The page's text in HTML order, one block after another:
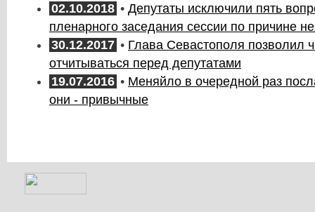
02.10.2018 • Депутаты исключили пять
пленарного заседания сессии по причине
30.12.2017 • Глава Севастополя позволил
отчитываться перед депутатами
19.07.2016 • Меняйло в очередной раз
они - привычные